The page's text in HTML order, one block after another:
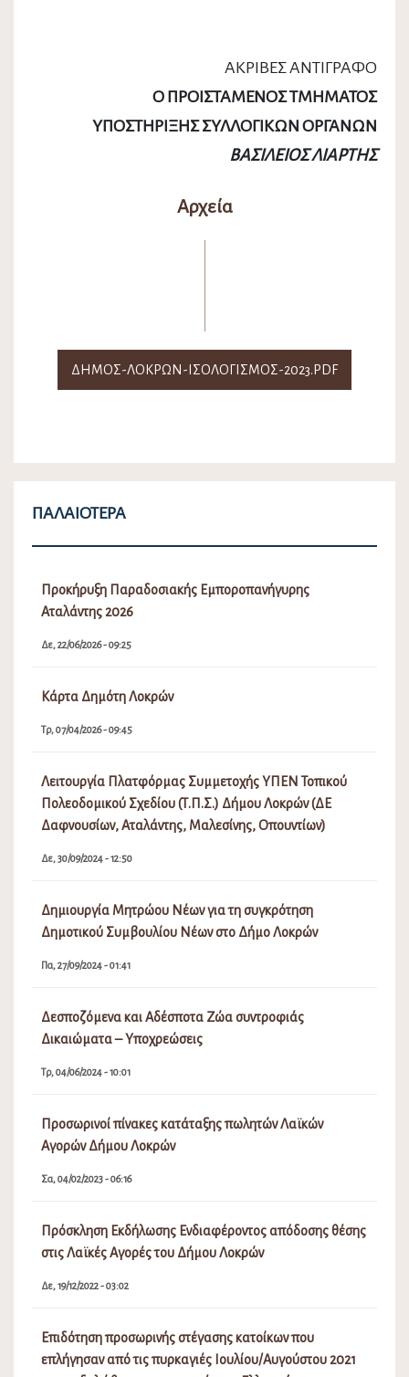
ΑΚΡΙΒΕΣ ΑΝΤΙΓΡΑΦΟ
Ο ΠΡΟΙΣΤΑΜΕΝΟΣ ΤΜΗΜΑΤΟΣ
ΥΠΟΣΤΗΡΙΞΗΣ ΣΥΛΛΟΓΙΚΩΝ ΟΡΓΑΝΩΝ
ΒΑΣΙΛΕΙΟΣ ΛΙΑΡΤΗΣ
Αρχεία
ΔΗΜΟΣ-ΛΟΚΡΩΝ-ΙΣΟΛΟΓΙΣΜΟΣ-2023.PDF
ΠΑΛΑΙΌΤΕΡΑ
Προκήρυξη Παραδοσιακής Εμποροπανήγυρης
Αταλάντης 2026
Δε, 22/06/2026 - 09:25
Κάρτα Δημότη Λοκρών
Τρ, 07/04/2026 - 09:45
Λειτουργία Πλατφόρμας Συμμετοχής ΥΠΕΝ Τοπικού
Πολεοδομικού Σχεδίου (Τ.Π.Σ.) Δήμου Λοκρών (ΔΕ
Δαφνουσίων, Αταλάντης, Μαλεσίνης, Οπουντίων)
Δε, 30/09/2024 - 12:50
Δημιουργία Μητρώου Νέων για τη συγκρότηση
Δημοτικού Συμβουλίου Νέων στο Δήμο Λοκρών
Πα, 27/09/2024 - 01:41
Δεσποζόμενα και Αδέσποτα Ζώα συντροφιάς
Δικαιώματα – Υποχρεώσεις
Τρ, 04/06/2024 - 10:01
Προσωρινοί πίνακες κατάταξης πωλητών Λαϊκών
Αγορών Δήμου Λοκρών
Σα, 04/02/2023 - 06:16
Πρόσκληση Εκδήλωσης Ενδιαφέροντος απόδοσης θέσης
στις Λαϊκές Αγορές του Δήμου Λοκρών
Δε, 19/12/2022 - 03:02
Επιδότηση προσωρινής στέγασης κατοίκων που
επλήγησαν από τις πυρκαγιές Ιουλίου/Αυγούστου 2021